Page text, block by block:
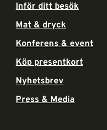
Inför ditt besök
Mat & dryck
Konferens & event
Köp presentkort
Nyhetsbrev
Press & Media